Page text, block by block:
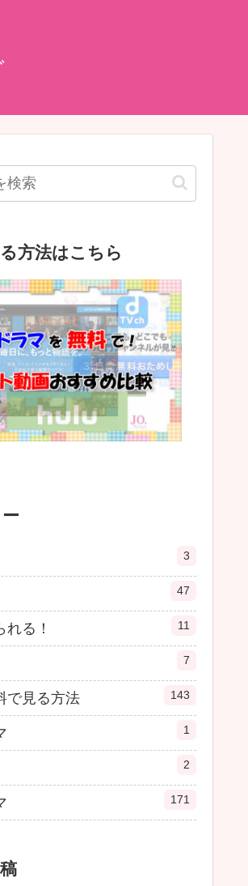
方法はこちら
3
47
る！ 11
7
で見る方法 143
1
2
171